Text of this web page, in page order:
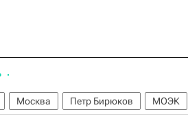
Москва Петр Бирюков МОЭК